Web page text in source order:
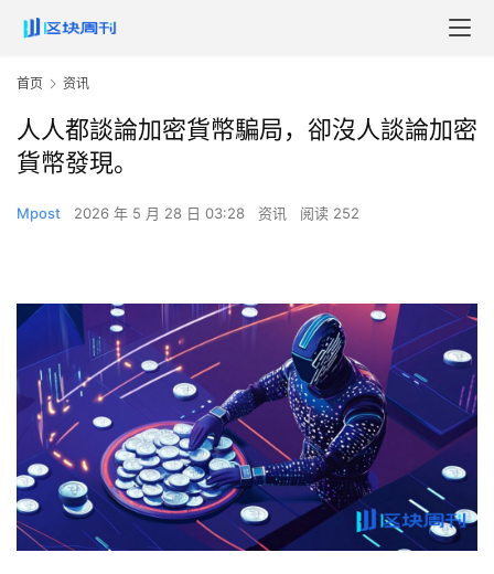
首页 资讯
人人都談論加密貨幣騙局，卻沒人談論加密
貨幣發現。
Mpost 2026 年 5 月 28 日 03:28 资讯 阅读 252